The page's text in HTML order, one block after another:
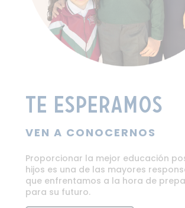
Te esperamos
VEN A CONOCERNOS
Proporcionar la mejor educación
hijos es una de las mayores
que enfrentamos a la hora de
para su futuro.